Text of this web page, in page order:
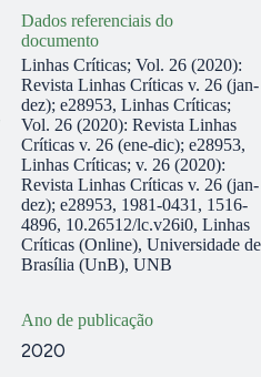
Dados referenciais do
documento
Linhas Críticas; Vol. 26 (2020):
Revista Linhas Críticas v. 26 (jan-
dez); e28953, Linhas Críticas;
Vol. 26 (2020): Revista Linhas
Críticas v. 26 (ene-dic); e28953,
Linhas Crí­ticas; v. 26 (2020):
Revista Linhas Críticas v. 26 (jan-
dez); e28953, 1981-0431, 1516-
4896, 10.26512/lc.v26i0, Linhas
Críticas (Online), Universidade de
Brasília (UnB), UNB
Ano de publicação
2020